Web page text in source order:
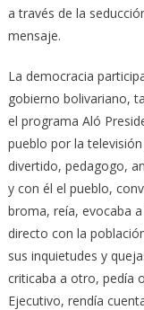
a través de la
mensaje.
La democracia
gobierno bolivariano,
el programa Aló
pueblo por la
divertido, pedagogo,
y con él el pueblo,
broma, reía, evocaba
directo con la
sus inquietudes y
criticaba a otro, pedía
Ejecutivo, rendía